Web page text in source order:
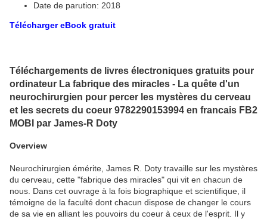
Date de parution: 2018
Télécharger eBook gratuit
Téléchargements de livres électroniques gratuits pour
ordinateur La fabrique des miracles - La quête d'un
neurochirurgien pour percer les mystères du cerveau
et les secrets du coeur 9782290153994 en francais FB2
MOBI par James-R Doty
Overview
Neurochirurgien émérite, James R. Doty travaille sur les mystères
du cerveau, cette "fabrique des miracles" qui vit en chacun de
nous. Dans cet ouvrage à la fois biographique et scientifique, il
témoigne de la faculté dont chacun dispose de changer le cours
de sa vie en alliant les pouvoirs du coeur à ceux de l'esprit. Il y